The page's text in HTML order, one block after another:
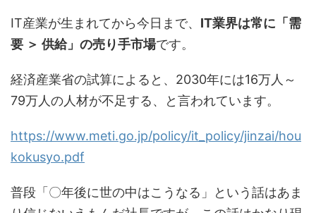
IT産業が生まれてから今日まで、 IT業界は常に「需
要 ＞ 供給」の売り手市場です。
経済産業省の試算によると、2030年には16万人～
79万人の人材が不足する、と言われています。
https://www.meti.go.jp/policy/it_policy/jinzai/hou
kokusyo.pdf
普段「〇年後に世の中はこうなる」という話はあま